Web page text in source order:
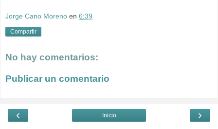
Jorge Cano Moreno en 6:39
Compartir
No hay comentarios:
Publicar un comentario
‹ ›
Inicio